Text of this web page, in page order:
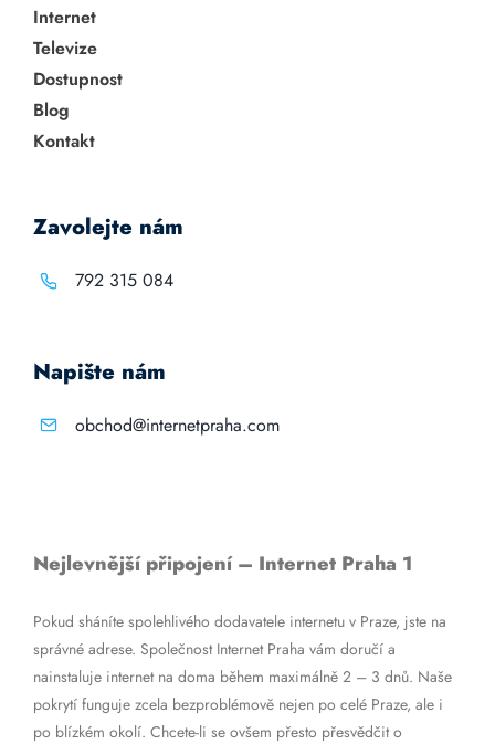
Internet
Televize
Dostupnost
Blog
Kontakt
Zavolejte nám
792 315 084
Napište nám
obchod@internetpraha.com
Nejlevnější připojení – Internet Praha 1
Pokud sháníte spolehlivého dodavatele internetu v Praze, jste na
správné adrese. Společnost Internet Praha vám doručí a
nainstaluje internet na doma během maximálně 2 – 3 dnů. Naše
pokrytí funguje zcela bezproblémově nejen po celé Praze, ale i
po blízkém okolí. Chcete-li se ovšem přesto přesvědčit o